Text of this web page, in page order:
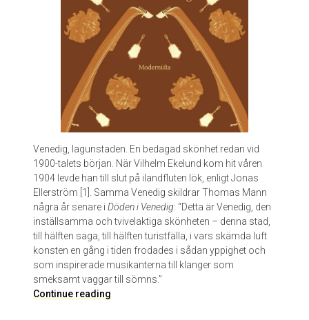
e
m
t
s
&
i
s
t
o
f
f
e
r
L
e
a
Venedig, lagunstaden. En bedagad skönhet redan vid
1900-talets början. När Vilhelm Ekelund kom hit våren
1904 levde han till slut på ilandfluten lök, enligt Jonas
Ellerström [1]. Samma Venedig skildrar Thomas Mann
några år senare i Döden i Venedig: “Detta är Venedig, den
inställsamma och tvivelaktiga skönheten – denna stad,
till hälften saga, till hälften turistfälla, i vars skämda luft
konsten en gång i tiden frodades i sådan yppighet och
som inspirerade musikanterna till klanger som
smeksamt vaggar till sömns.”
Continue reading